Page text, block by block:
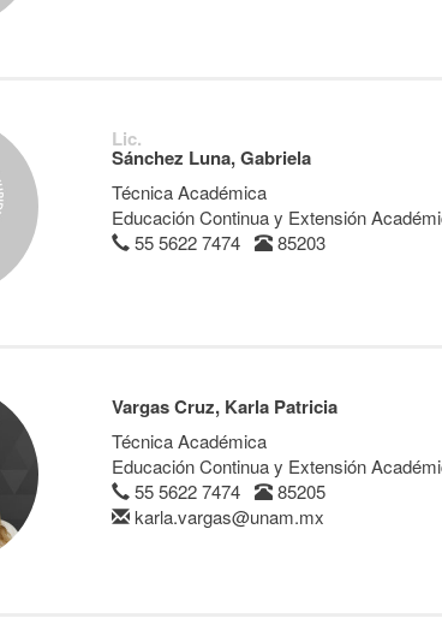
Lic.
Sánchez Luna, Gabriela
Técnica Académica
Educación Continua y Extensión
55 5622 7474
85203
Vargas Cruz, Karla Patricia
Técnica Académica
Educación Continua y Extensión
55 5622 7474
85205
karla.vargas@unam.mx